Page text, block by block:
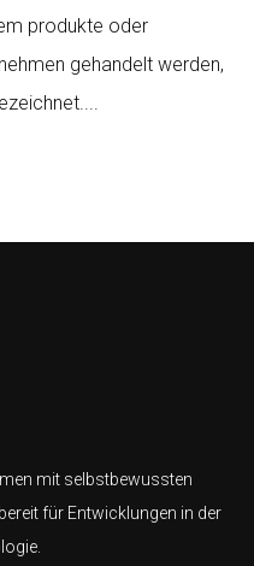
produkte oder
gehandelt werden,
mit selbstbewussten
für Entwicklungen in der